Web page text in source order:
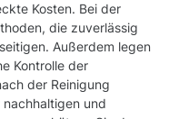
Kosten. Bei der
die zuverlässig
Außerdem legen
Kontrolle der
der Reinigung
und